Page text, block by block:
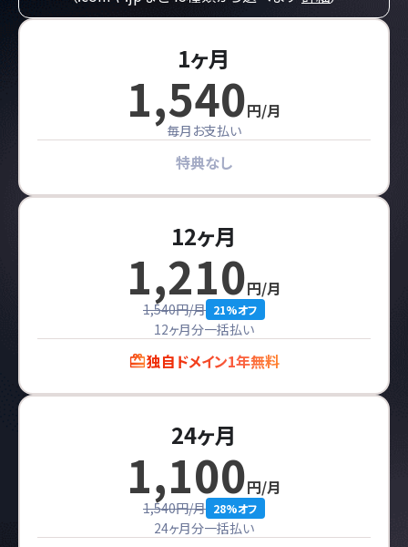
1ヶ月
1,540円/月
毎月お支払い
特典なし
12ヶ月
1,210円/月
1,540円/月 21%オフ
12ヶ月分一括払い
独自ドメイン1年無料
24ヶ月
1,100円/月
1,540円/月 28%オフ
24ヶ月分一括払い